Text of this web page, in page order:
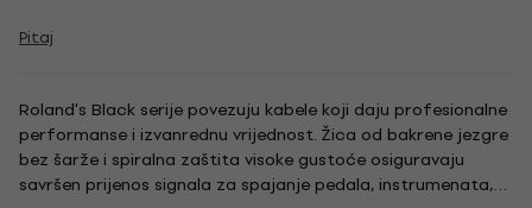
Pitaj
Roland's Black serije povezuju kabele koji daju profesionalne
performanse i izvanrednu vrijednost. Žica od bakrene jezgre
bez šarže i spiralna zaštita visoke gustoće osiguravaju
savršen prijenos signala za spajanje pedala, instrumenata,